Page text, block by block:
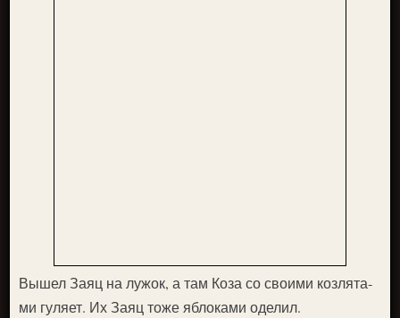
Вышел Заяц на лужок, а там Коза со своими козлята­
ми гуляет. Их Заяц тоже яблоками оделил.